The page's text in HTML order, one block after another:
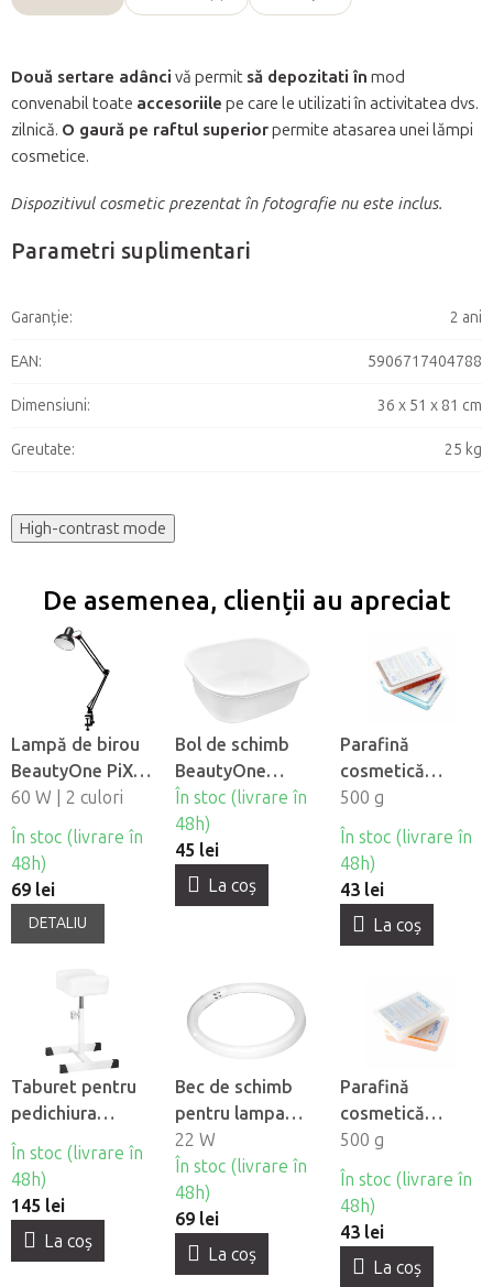
Două sertare adânci vă permit să depozitati în mod
convenabil toate accesoriile pe care le utilizati în activitatea dvs.
zilnică. O gaură pe raftul superiorpermite atasarea unei lămpi
cosmetice.
Dispozitivul cosmetic prezentat în fotografie nu este inclus.
Parametri suplimentari
Garanţie: 2 ani
EAN: 5906717404788
Dimensiuni: 36 x 51 x 81 cm
Greutate: 25 kg
High-contrast mode
De asemenea, clienții au apreciat
Lampă de birou
BeautyOne PiX
314
60 W | 2 culori
În stoc (livrare în
48h)
69 lei
DETALIU
Bol de schimb
BeautyOne
pentru cadă de
pedichiură
În stoc (livrare în
48h)
45 lei
La coş
Parafină
cosmetică
Depilflax -
Ciocolată
500 g
În stoc (livrare în
48h)
43 lei
La coş
Taburet pentru
pedichiura
BeautyOne Bell
În stoc (livrare în
48h)
145 lei
La coş
Bec de schimb
pentru lampa
cosmetică
BeautyOne S4
22 W
În stoc (livrare în
48h)
69 lei
La coş
Parafină
cosmetică
Depilflax - Unt
de Shea
500 g
În stoc (livrare în
48h)
43 lei
La coş